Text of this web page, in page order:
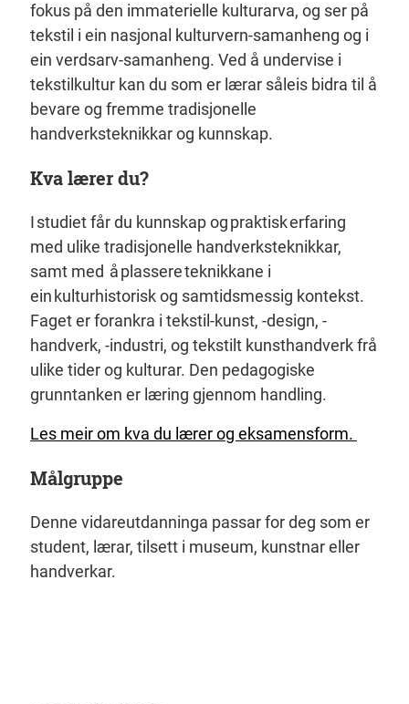
fokus på den immaterielle kulturarva, og ser på
tekstil i ein nasjonal kulturvern-samanheng og i
ein verdsarv-samanheng. Ved å undervise i
tekstilkultur kan du som er lærar såleis bidra til å
bevare og fremme tradisjonelle
handverksteknikkar og kunnskap.
Kva lærer du?
I studiet får du kunnskap og praktisk erfaring
med ulike tradisjonelle handverksteknikkar,
samt med å plassere teknikkane i
ein kulturhistorisk og samtidsmessig kontekst.
Faget er forankra i tekstil-kunst, -design, -
handverk, -industri, og tekstilt kunsthandverk frå
ulike tider og kulturar. Den pedagogiske
grunntanken er læring gjennom handling.
Les meir om kva du lærer og eksamensform.
Målgruppe
Denne vidareutdanninga passar for deg som er
student, lærar, tilsett i museum, kunstnar eller
handverkar.